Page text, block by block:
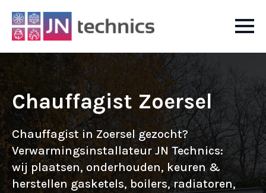
Chauffagist Zoersel
Chauffagist in Zoersel gezocht?
Verwarmingsinstallateur JN Technics:
wij plaatsen, onderhouden, keuren &
herstellen gasketels, boilers, radiatoren,